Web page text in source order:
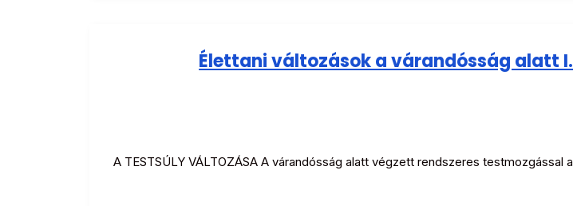
Élettani változások a várandósság alatt I.
A TESTSÚLY VÁLTOZÁSA A várandósság alatt végzett rendszeres testmozgással a